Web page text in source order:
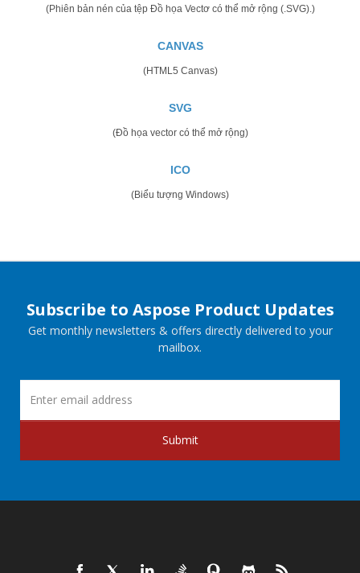
(Phiên bản nén của tệp Đồ họa Vectơ có thể mở rộng (.SVG).)
CANVAS
(HTML5 Canvas)
SVG
(Đồ họa vector có thể mở rộng)
ICO
(Biểu tượng Windows)
Subscribe to Aspose Product Updates
Get monthly newsletters & offers directly delivered to your
mailbox.
Submit